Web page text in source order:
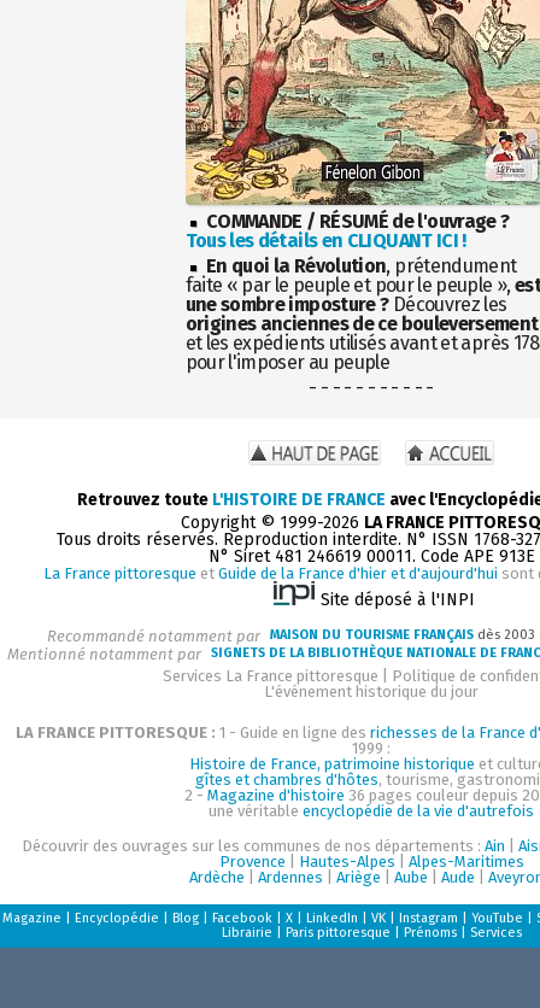
COMMANDE / RÉSUMÉ de l'ouvrage ?
Tous les détails en CLIQUANT ICI !
En quoi la Révolution, prétendument
faite « par le peuple et pour le peuple »,
une sombre imposture ?Découvrez les
origines anciennes de ce bouleversement
et les expédients utilisés avant et après
pour l'imposer au peuple
- - - - - - - - - - -
Retrouvez toute L'HISTOIRE DE FRANCE avec
Copyright © 1999-2026 LA FRANCE
Tous droits réservés. Reproduction interdite. N° ISSN 1768-
N° Siret 481 246619 00011. Code APE 913E
La France pittoresque et Guide de la France d'hier et d'aujourd'hui sont
Site déposé à l'INPI
Recommandé notamment par MAISON DU TOURISME FRANÇAIS dès
Mentionné notamment par SIGNETS DE LA BIBLIOTHÈQUE NATIONALE DE
Services La France pittoresque
Politique de
L'événement historique du jour
LA FRANCE PITTORESQUE : 1 - Guide en ligne des richesses de la France
1999 :
Histoire de France, patrimoine historique et
gîtes et chambres d'hôtes, tourisme,
2 - Magazine d'histoire 36 pages couleur depuis
une véritable encyclopédie de la vie d'autrefois
Découvrir des ouvrages sur les communes de nos départements : Ain
Provence
Hautes-Alpes
Alpes-Maritimes
Ardèche
Ardennes Ariège Aube Aude
Magazine Encyclopédie Blog| Facebook| X| LinkedIn VK| Instagram YouTube
Librairie
Paris pittoresque Prénoms| Services